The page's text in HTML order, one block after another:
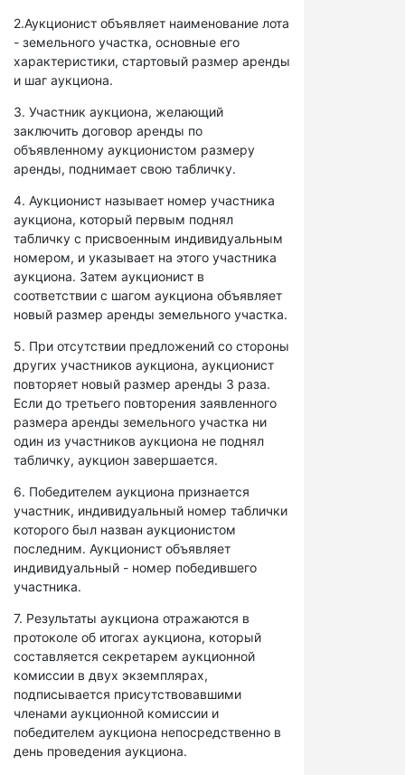
2.Аукционист объявляет наименование лота
- земельного участка, основные его
характеристики, стартовый размер аренды
и шаг аукциона.
3. Участник аукциона, желающий
заключить договор аренды по
объявленному аукционистом размеру
аренды, поднимает свою табличку.
4. Аукционист называет номер участника
аукциона, который первым поднял
табличку с присвоенным индивидуальным
номером, и указывает на этого участника
аукциона. Затем аукционист в
соответствии с шагом аукциона объявляет
новый размер аренды земельного участка.
5. При отсутствии предложений со стороны
других участников аукциона, аукционист
повторяет новый размер аренды 3 раза.
Если до третьего повторения заявленного
размера аренды земельного участка ни
один из участников аукциона не поднял
табличку, аукцион завершается.
6. Победителем аукциона признается
участник, индивидуальный номер таблички
которого был назван аукционистом
последним. Аукционист объявляет
индивидуальный - номер победившего
участника.
7. Результаты аукциона отражаются в
протоколе об итогах аукциона, который
составляется секретарем аукционной
комиссии в двух экземплярах,
подписывается присутствовавшими
членами аукционной комиссии и
победителем аукциона непосредственно в
день проведения аукциона.